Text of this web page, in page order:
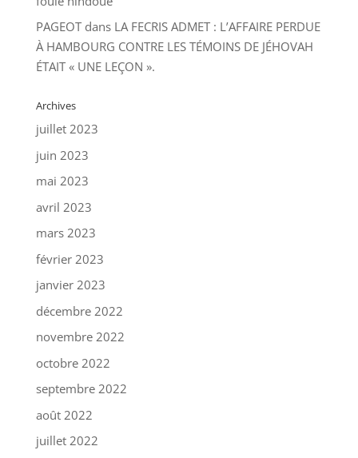
PAGEOTdans LA FECRIS ADMET : L’AFFAIRE PERDUE
À HAMBOURG CONTRE LES TÉMOINS DE JÉHOVAH
ÉTAIT « UNE LEÇON ».
Archives
juillet 2023
juin 2023
mai 2023
avril 2023
mars 2023
février 2023
janvier 2023
décembre 2022
novembre 2022
octobre 2022
septembre 2022
août 2022
juillet 2022